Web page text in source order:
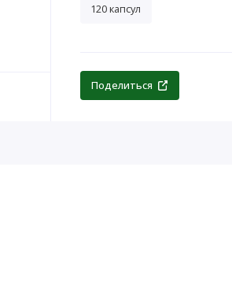
120 капсул
Поделиться